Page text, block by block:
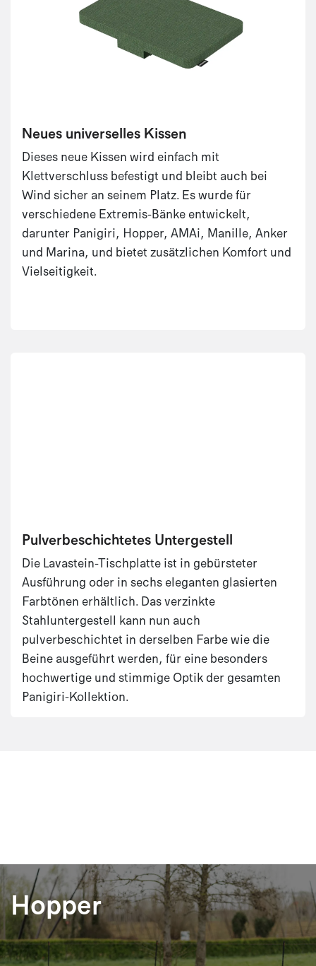
Neues universelles Kissen
Dieses neue Kissen wird einfach mit
Klettverschluss befestigt und bleibt auch bei
Wind sicher an seinem Platz. Es wurde für
verschiedene Extremis-Bänke entwickelt,
darunter Panigiri, Hopper, AMAi, Manille, Anker
und Marina, und bietet zusätzlichen Komfort und
Vielseitigkeit.
Pulverbeschichtetes Untergestell
Die Lavastein-Tischplatte ist in gebürsteter
Ausführung oder in sechs eleganten glasierten
Farbtönen erhältlich. Das verzinkte
Stahluntergestell kann nun auch
pulverbeschichtet in derselben Farbe wie die
Beine ausgeführt werden, für eine besonders
hochwertige und stimmige Optik der gesamten
Panigiri-Kollektion.
Hopper